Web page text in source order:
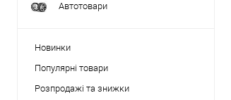
Автотовари
Новинки
Популярні товари
Розпродажі та знижки